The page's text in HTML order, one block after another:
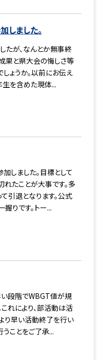
しました。
たが、なんとか無事終
果と県大会の悔しさ等
ょうか。以前にお伝え
生を含めた現体...
しました。目標として
たことが大事です。多
引退となります。公式
りです。トー...
い段階でWBGT値が規
れにより、部活動は活
り早い活動終了を行い
うことをご了承...